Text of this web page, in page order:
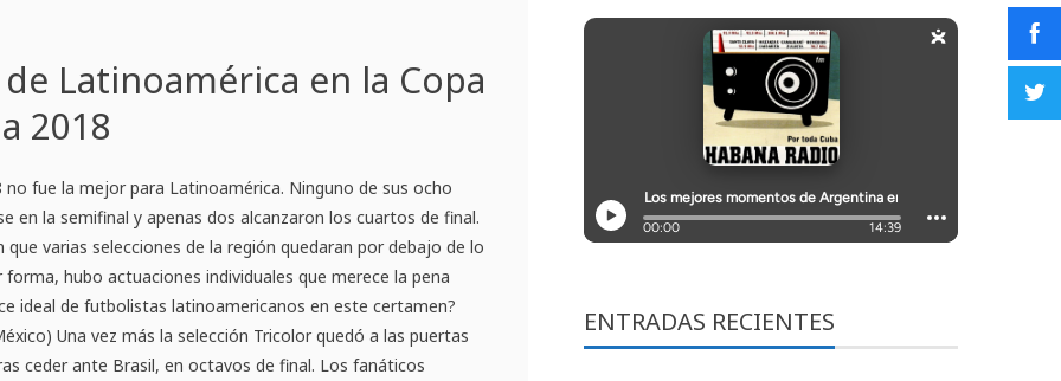
Latinoamérica en la Copa
2018
no fue la mejor para Latinoamérica. Ninguno de sus ocho
en la semifinal y apenas dos alcanzaron los cuartos de final.
que varias selecciones de la región quedaran por debajo de lo
hubo actuaciones individuales que merece la pena
ideal de futbolistas latinoamericanos en este certamen?
Una vez más la selección Tricolor quedó a las puertas
ceder ante Brasil, en octavos de final. Los fanáticos
ENTRADAS RECIENTES